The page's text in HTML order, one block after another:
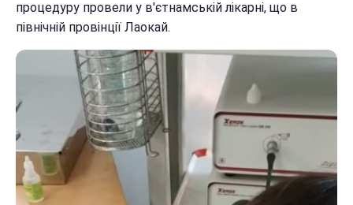
процедуру провели у в'єтнамській лікарні, що в
північній провінції Лаокай.